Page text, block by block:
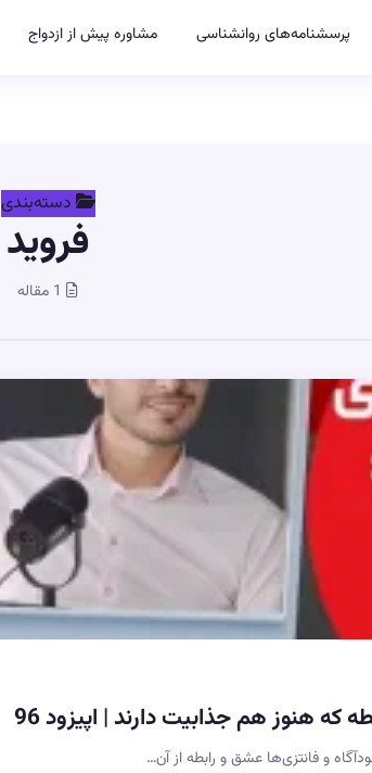
پرسشنامه‌های روانشناسی مشاوره پیش از ازدواج
دسته‌بندی
فروید
و فانتزی‌ها عشق و رابطه از آن…